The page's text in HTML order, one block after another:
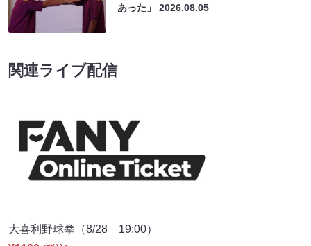
あった」2026.08.05
関連ライブ配信
大喜利野球拳（8/28 19:00）